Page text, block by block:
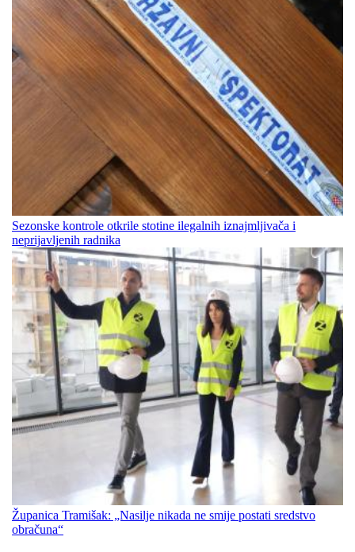
Sezonske kontrole otkrile stotine ilegalnih iznajmljivača i
neprijavljenih radnika
Županica Tramišak: „Nasilje nikada ne smije postati sredstvo
obračuna“